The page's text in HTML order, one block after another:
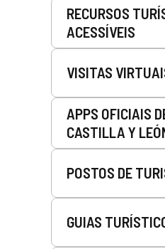
RECURSOS
ACESSÍVEIS
VISITAS
APPS OFICIAIS
CASTILLA Y
POSTOS DE
GUIAS